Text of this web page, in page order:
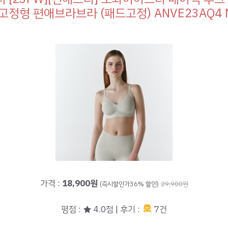
정형 편애브라브라 (패드고정) ANVE23AQ4
가격 : 18,900원 (즉시할인가36% 할인) 29,900원
평점 : ★ 4.0점 | 후기 : 7건